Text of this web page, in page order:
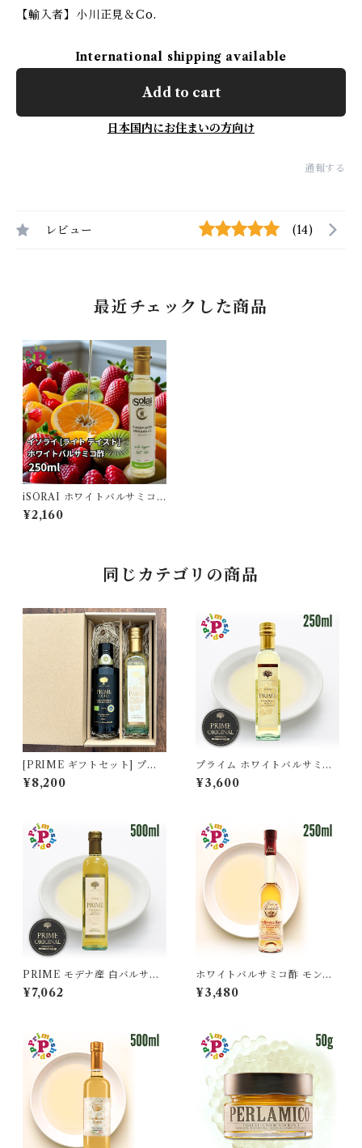
【輸入者】小川正見＆Co.
International shipping available
Add to cart
日本国内にお住まいの方向け
通報する
レビュー (14)
最近チェックした商品
iSORAI ホワイトバルサミコ
酢 ライトテイスト イソライ デ
ィ サンジョルジョ 白バルサミ
¥2,160
同じカテゴリの商品
[PRIME ギフトセット] プラ
イムオーリオ EXVオリーブオ
イル 250ml と プライム ホワ
¥8,200
プライム ホワイトバルサミコ
酢 250ml モデナ産 白バルサ
ミコ 高級 FOOD ADVENTU
¥3,600
PRIME モデナ産 白バルサミ
コ プライムホワイトバルサミ
コ酢 500ml フードアドベンチ
¥7,062
ホワイトバルサミコ酢 モンテ
ベロ 3年 熟成 白バルサミコ酢
モデナ イタリア 樽熟成 フォン
¥3,480